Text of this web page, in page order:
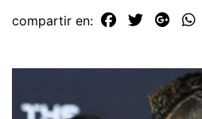
compartir en: